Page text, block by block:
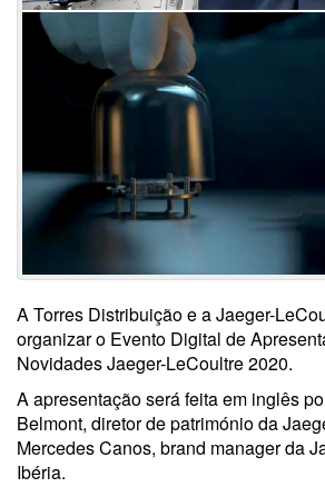
A Torres Distribuição e a Jaeger-
organizar o Evento Digital de
Novidades Jaeger-LeCoultre 2020.
A apresentação será feita em inglês
Belmont, diretor de património da
Mercedes Canos, brand manager da
Ibéria.